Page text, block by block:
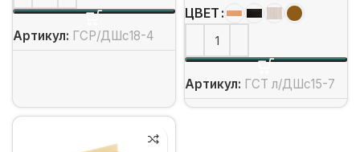
Артикул: ГСР/ДШс18-4
ЦВЕТ
Артикул: ГСТ л/ДШс15-7